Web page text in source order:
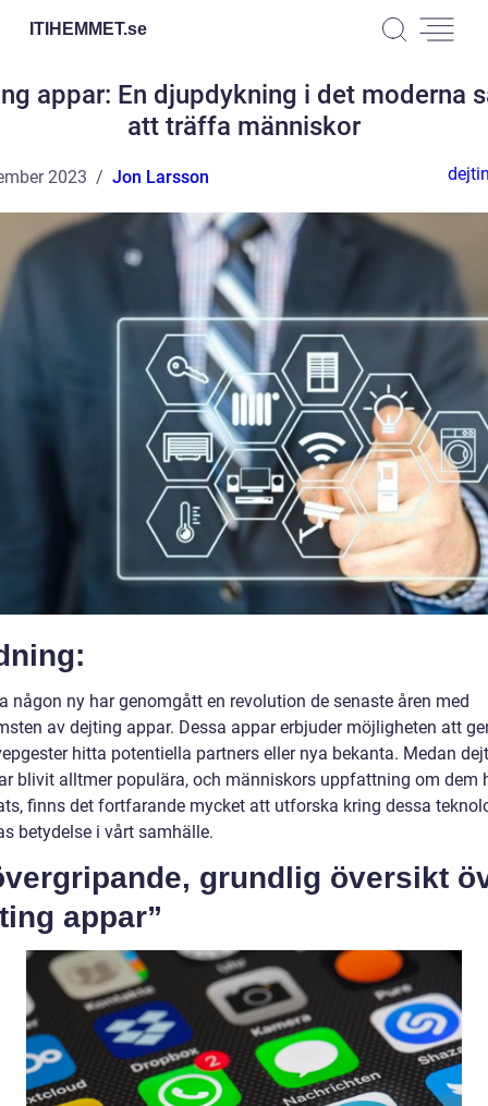
ITIHEMMET.se
appar: En djupdykning i det moderna
att träffa människor
2023 Jon Larsson
någon ny har genomgått en revolution de senaste åren med
av dejting appar. Dessa appar erbjuder möjligheten att
hitta potentiella partners eller nya bekanta. Medan
blivit alltmer populära, och människors uppfattning om dem
finns det fortfarande mycket att utforska kring dessa
betydelse i vårt samhälle.
grundlig översikt
appar”